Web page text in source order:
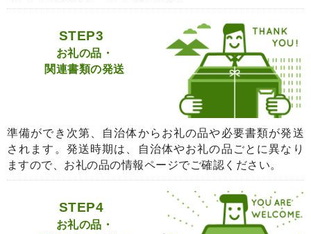
STEP3
お礼の品・
関連書類の発送
準備ができ次第、自治体からお礼の品や必要書類が発送
されます。発送時期は、自治体やお礼の品ごとに異なり
ますので、お礼の品の情報ページでご確認ください。
STEP4
お礼の品・